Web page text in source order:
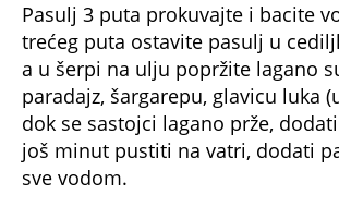
Pasulj 3 puta prokuvajte i bacite
trećeg puta ostavite pasulj u
a u šerpi na ulju popržite lagano
paradajz, šargarepu, glavicu luka
dok se sastojci lagano prže,
još minut pustiti na vatri, dodati
sve vodom.